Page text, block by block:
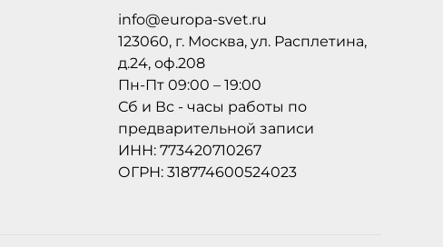
info@europa-svet.ru
123060, г. Москва, ул. Расплетина,
д.24, оф.208
Пн-Пт 09:00 – 19:00
Сб и Вс - часы работы по
предварительной записи
ИНН: 773420710267
ОГРН: 318774600524023